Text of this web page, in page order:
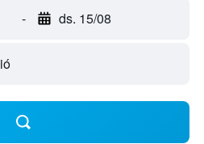
- ds. 15/08